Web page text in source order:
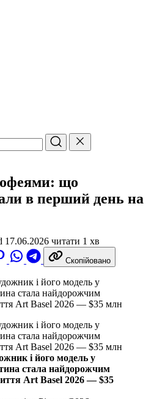
що
в перший день на
17.06.2026 читати 1 хв
Скопійовано
і його модель у
стала найдорожчим
Art Basel 2026 — $35